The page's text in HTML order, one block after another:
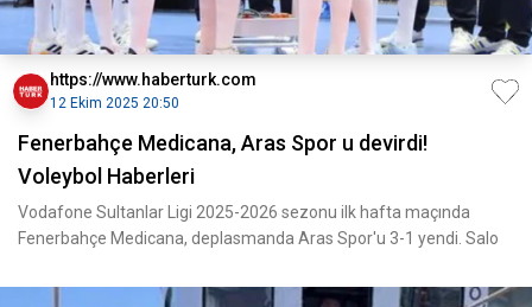
https://www.haberturk.com
12 Ekim 2025 20:50
Fenerbahçe Medicana, Aras Spor u devirdi!
Voleybol Haberleri
Vodafone Sultanlar Ligi 2025-2026 sezonu ilk hafta maçında
Fenerbahçe Medicana, deplasmanda Aras Spor'u 3-1 yendi. Salo